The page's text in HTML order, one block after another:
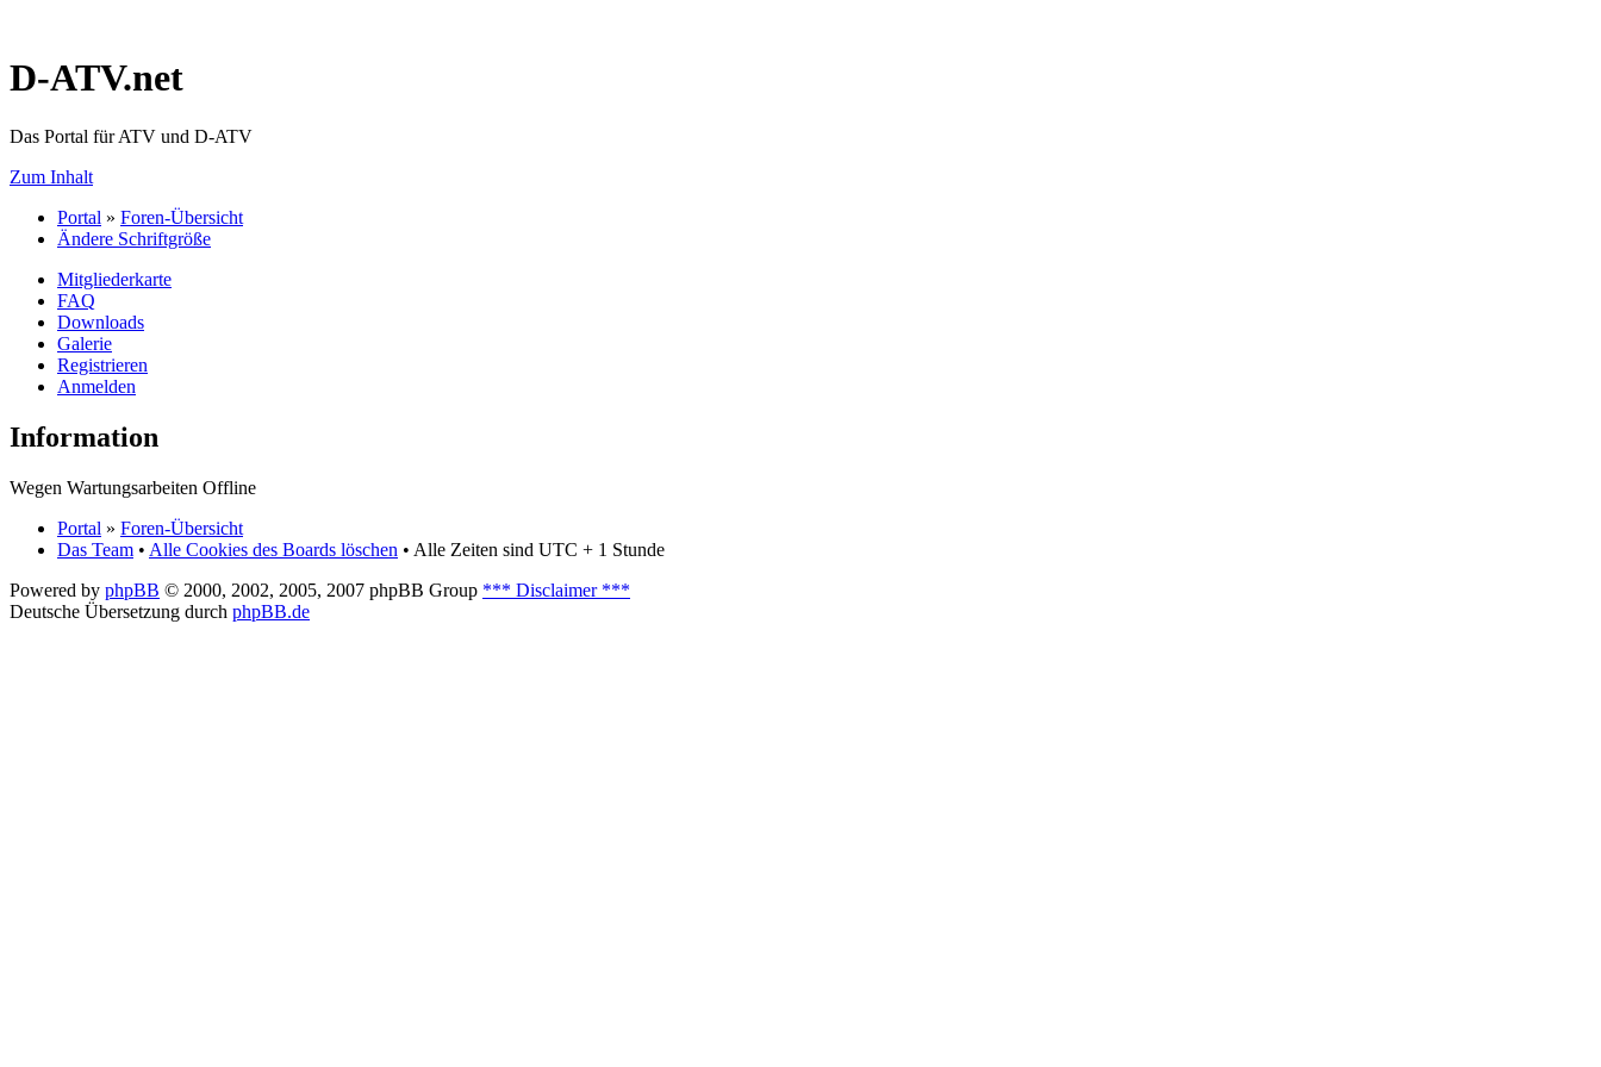
D-ATV.net
Das Portal für ATV und D-ATV
Zum Inhalt
Portal » Foren-Übersicht
Ändere Schriftgröße
Mitgliederkarte
FAQ
Downloads
Galerie
Registrieren
Anmelden
Information
Wegen Wartungsarbeiten Offline
Portal » Foren-Übersicht
Das Team • Alle Cookies des Boards löschen • Alle Zeiten sind UTC + 1 Stunde
Powered by phpBB © 2000, 2002, 2005, 2007 phpBB Group *** Disclaimer ***
Deutsche Übersetzung durch phpBB.de